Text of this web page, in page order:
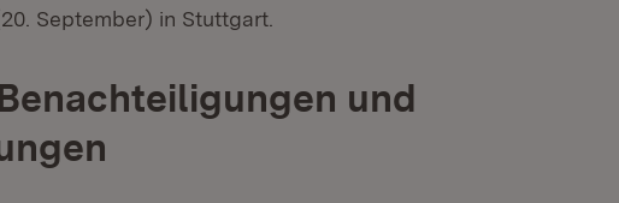
September) in Stuttgart.
und